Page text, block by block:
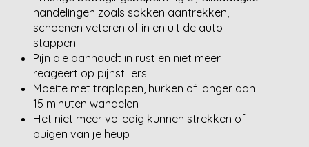
handelingen zoals sokken aantrekken,
schoenen veteren of in en uit de auto
stappen
Pijn die aanhoudt in rust en niet meer
reageert op pijnstillers
Moeite met traplopen, hurken of langer dan
15 minuten wandelen
Het niet meer volledig kunnen strekken of
buigen van je heup